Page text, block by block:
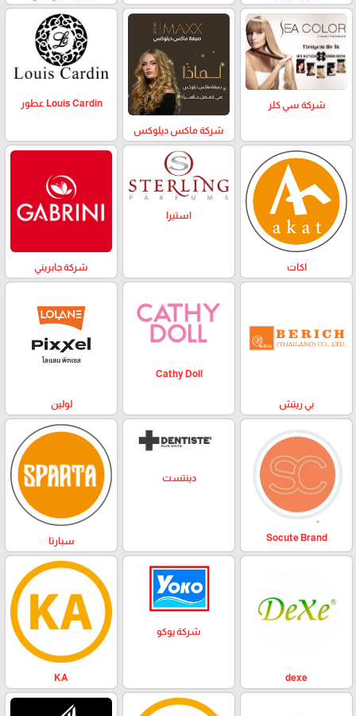
شركة سي كلر
شركة ماكس ديلوكس
Louis Cardin عطور
اكات
استيرا
شركة جابريني
بي ريتش
Cathy Doll
لولين
Socute Brand
دينتست
سبارتا
dexe
شركة يوكو
KA